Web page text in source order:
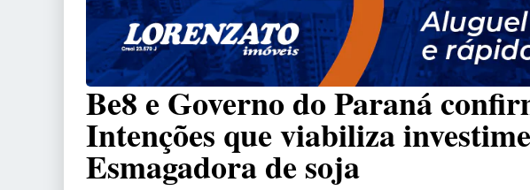
Be8 e Governo do Paraná
Intenções que viabiliza
Esmagadora de soja